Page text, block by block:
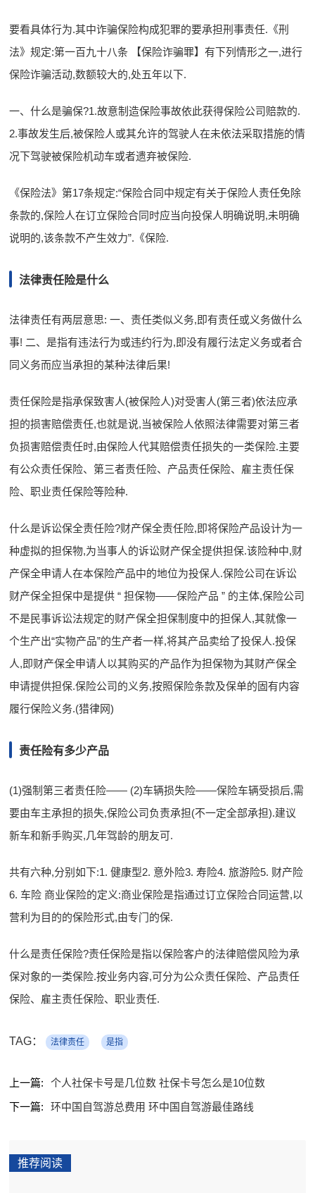
要看具体行为.其中诈骗保险构成犯罪的要承担刑事责任.《刑
法》规定:第一百九十八条 【保险诈骗罪】有下列情形之一,进行
保险诈骗活动,数额较大的,处五年以下.
一、什么是骗保?1.故意制造保险事故依此获得保险公司赔款的.
2.事故发生后,被保险人或其允许的驾驶人在未依法采取措施的情
况下驾驶被保险机动车或者遗弃被保险.
《保险法》第17条规定:“保险合同中规定有关于保险人责任免除
条款的,保险人在订立保险合同时应当向投保人明确说明,未明确
说明的,该条款不产生效力”.《保险.
法律责任险是什么
法律责任有两层意思: 一、责任类似义务,即有责任或义务做什么
事! 二、是指有违法行为或违约行为,即没有履行法定义务或者合
同义务而应当承担的某种法律后果!
责任保险是指承保致害人(被保险人)对受害人(第三者)依法应承
担的损害赔偿责任,也就是说,当被保险人依照法律需要对第三者
负损害赔偿责任时,由保险人代其赔偿责任损失的一类保险.主要
有公众责任保险、第三者责任险、产品责任保险、雇主责任保
险、职业责任保险等险种.
什么是诉讼保全责任险?财产保全责任险,即将保险产品设计为一
种虚拟的担保物,为当事人的诉讼财产保全提供担保.该险种中,财
产保全申请人在本保险产品中的地位为投保人.保险公司在诉讼
财产保全担保中是提供 “ 担保物——保险产品 ” 的主体,保险公司
不是民事诉讼法规定的财产保全担保制度中的担保人,其就像一
个生产出“实物产品”的生产者一样,将其产品卖给了投保人.投保
人,即财产保全申请人以其购买的产品作为担保物为其财产保全
申请提供担保.保险公司的义务,按照保险条款及保单的固有内容
履行保险义务.(猎律网)
责任险有多少产品
(1)强制第三者责任险—— (2)车辆损失险——保险车辆受损后,需
要由车主承担的损失,保险公司负责承担(不一定全部承担).建议
新车和新手购买,几年驾龄的朋友可.
共有六种,分别如下:1. 健康型2. 意外险3. 寿险4. 旅游险5. 财产险
6. 车险 商业保险的定义:商业保险是指通过订立保险合同运营,以
营利为目的的保险形式,由专门的保.
什么是责任保险?责任保险是指以保险客户的法律赔偿风险为承
保对象的一类保险.按业务内容,可分为公众责任保险、产品责任
保险、雇主责任保险、职业责任.
TAG： 法律责任 是指
上一篇:
个人社保卡号是几位数 社保卡号怎么是10位数
下一篇:
环中国自驾游总费用 环中国自驾游最佳路线
推荐阅读